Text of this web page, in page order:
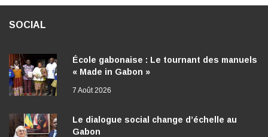
SOCIAL
École gabonaise : Le tournant des manuels
« Made in Gabon »
7 Août 2026
Le dialogue social change d’échelle au
Gabon